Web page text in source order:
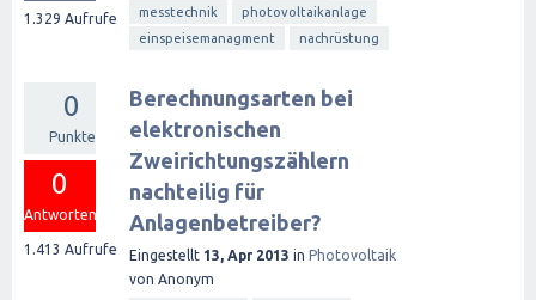
1.329 Aufrufe
messtechnik
photovoltaikanlage
einspeisemanagment
nachrüstung
0
Punkte
0
Antworten
1.413 Aufrufe
Berechnungsarten bei
elektronischen
Zweirichtungszählern
nachteilig für
Anlagenbetreiber?
Eingestellt 13, Apr 2013 in Photovoltaik
von Anonym